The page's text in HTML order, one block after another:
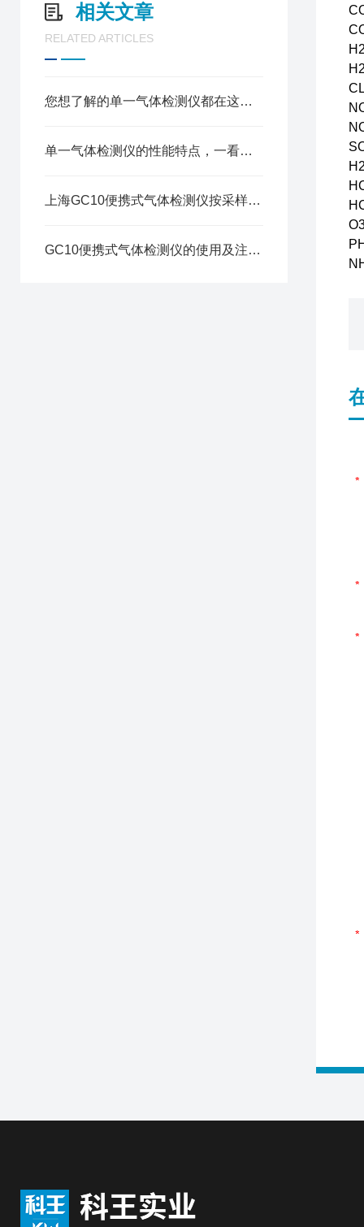
相关文章
RELATED ARTICLES
您想了解的单一气体检测仪都在这里了
单一气体检测仪的性能特点，一看便知
上海GC10便携式气体检测仪按采样原理可这样分类
GC10便携式气体检测仪的使用及注意要点分享